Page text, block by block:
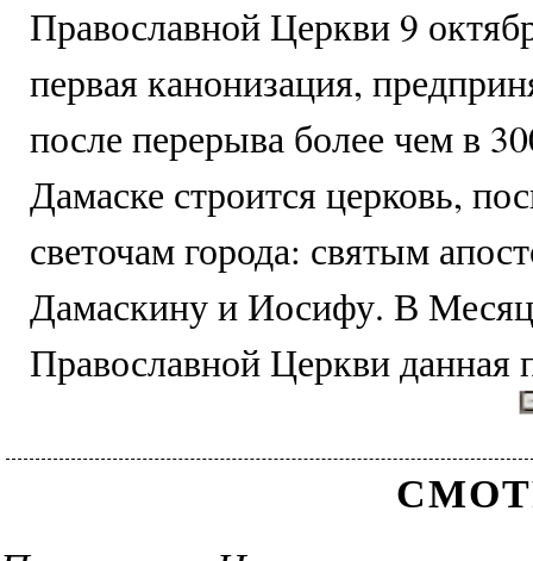
Православной Церкви 9
первая канонизация,
после перерыва более чем в
Дамаске строится церковь,
светочам города: святым
Дамаскину и Иосифу. В
Православной Церкви данная